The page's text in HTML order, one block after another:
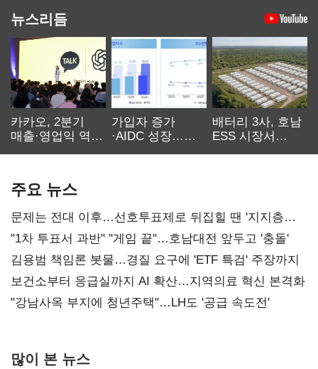
뉴스리듬
카카오, 2분기
매출·영업익 역대
가입자 증가
·AIDC 성장…
배터리 3사, 호남
ESS 시장서
주요 뉴스
문제는 전대 이후…선호투표제로 뒤집힐 땐 '지지층
불복'
"1차 투표서 과반" "게임 끝"…호남대전 앞두고 '충돌'
김용범 책임론 봇물…경질 요구에 'ETF 특검' 주장까지
보건소부터 응급실까지 AI 확산…지역의료 혁신 본격화
"강남사옥 부지에 청년주택"…LH도 '공급 속도전'
많이 본 뉴스